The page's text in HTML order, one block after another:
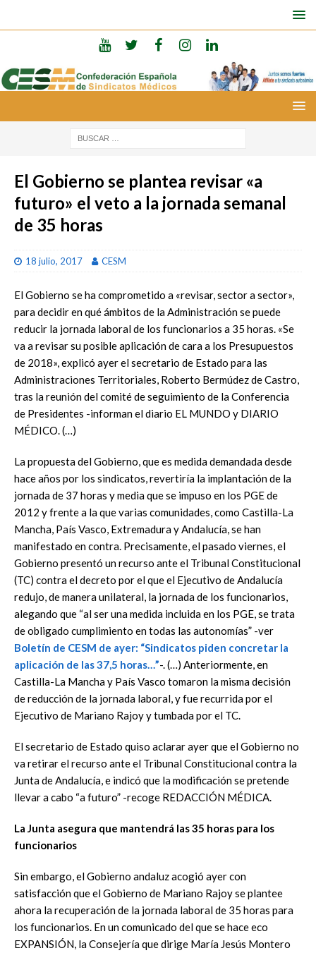
El Gobierno se plantea revisar «a
futuro» el veto a la jornada semanal
de 35 horas
18 julio, 2017 CESM
El Gobierno se ha comprometido a «revisar, sector a sector»,
para decidir en qué ámbitos de la Administración se puede
reducir la jornada laboral de los funcionarios a 35 horas. «Se
va a revisar su posible aplicación de cara a los Presupuestos
de 2018», explicó ayer el secretario de Estado para las
Administraciones Territoriales, Roberto Bermúdez de Castro,
tras la reunión del comité de seguimiento de la Conferencia
de Presidentes -informan el diario EL MUNDO y DIARIO
MÉDICO. (…)
La propuesta del Gobierno, que es medida demandada desde
hace años por los sindicatos, revertiría la implantación de la
jornada de 37 horas y media que se impuso en los PGE de
2012 y frente a la que varias comunidades, como Castilla-La
Mancha, País Vasco, Extremadura y Andalucía, se han
manifestado en contra. Precisamente, el pasado viernes, el
Gobierno presentó un recurso ante el Tribunal Constitucional
(TC) contra el decreto por el que el Ejecutivo de Andalucía
redujo, de manera unilateral, la jornada de los funcionarios,
alegando que “al ser una medida incluida en los PGE, se trata
de obligado cumplimiento en todas las autonomías” -ver
Boletín de CESM de ayer: “Sindicatos piden concretar la
aplicación de las 37,5 horas…”-. (…) Anteriormente, en
Castilla-La Mancha y País Vasco tomaron la misma decisión
de reducción de la jornada laboral, y fue recurrida por el
Ejecutivo de Mariano Rajoy y tumbada por el TC.
El secretario de Estado quiso aclarar ayer que el Gobierno no
va retirar el recurso ante el Tribunal Constitucional contra la
Junta de Andalucía, e indicó que la modificación se pretende
llevar a cabo “a futuro” -recoge REDACCIÓN MÉDICA.
La Junta asegura que mantendrá las 35 horas para los
funcionarios
Sin embargo, el Gobierno andaluz acogió ayer con
satisfacción que el Gobierno de Mariano Rajoy se plantee
ahora la recuperación de la jornada laboral de 35 horas para
los funcionarios. En un comunicado del que se hace eco
EXPANSIÓN, la Consejería que dirige María Jesús Montero